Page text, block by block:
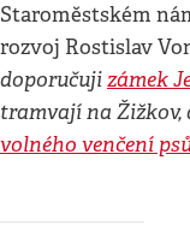
Staroměstském
rozvoj Rostislav
doporučujizámek
tramvají na Žižkov,
volného venčení